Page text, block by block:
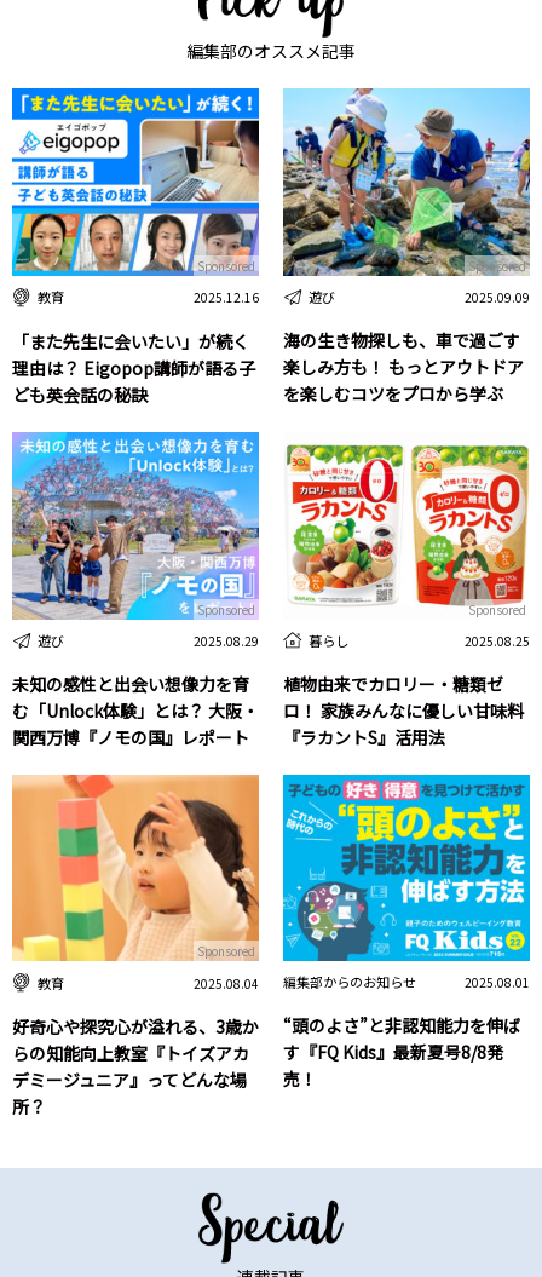
編集部のオススメ記事
教育 2025.12.16
「また先生に会いたい」が続く
理由は？ Eigopop講師が語る子
ども英会話の秘訣
Sponsored
遊び 2025.09.09
海の生き物探しも、車で過ごす
楽しみ方も！ もっとアウトドア
を楽しむコツをプロから学ぶ
Sponsored
遊び 2025.08.29
未知の感性と出会い想像力を育
む「Unlock体験」とは？ 大阪・
関西万博『ノモの国』レポート
Sponsored
暮らし 2025.08.25
植物由来でカロリー・糖類ゼ
ロ！ 家族みんなに優しい甘味料
『ラカントS』活用法
Sponsored
教育 2025.08.04
好奇心や探究心が溢れる、3歳か
らの知能向上教室『トイズアカ
デミージュニア』ってどんな場
所？
Sponsored
編集部からのお知らせ 2025.08.01
“頭のよさ”と非認知能力を伸ば
す『FQ Kids』最新夏号8/8発
売！